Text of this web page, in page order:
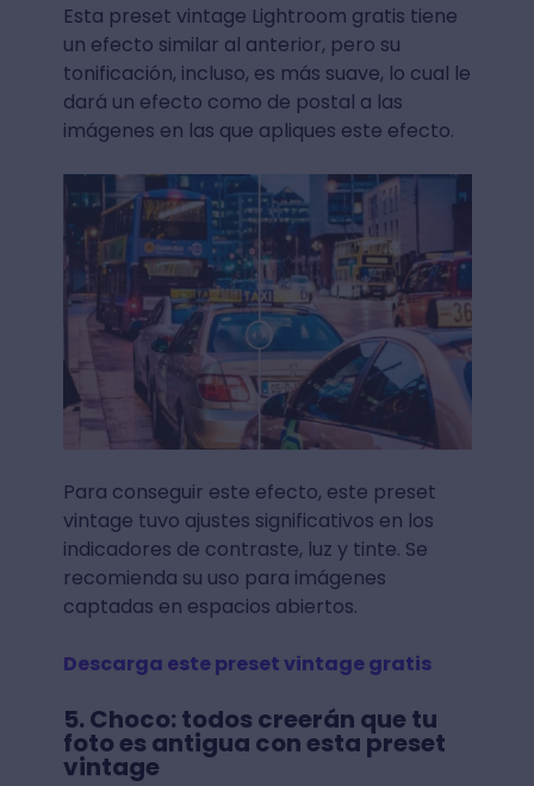
Esta preset vintage Lightroom gratis tiene
un efecto similar al anterior, pero su
tonificación, incluso, es más suave, lo cual le
dará un efecto como de postal a las
imágenes en las que apliques este efecto.
Para conseguir este efecto, este preset
vintage tuvo ajustes significativos en los
indicadores de contraste, luz y tinte. Se
recomienda su uso para imágenes
captadas en espacios abiertos.
Descarga este preset vintage gratis
5. Choco: todos creerán que tu
foto es antigua con esta preset
vintage